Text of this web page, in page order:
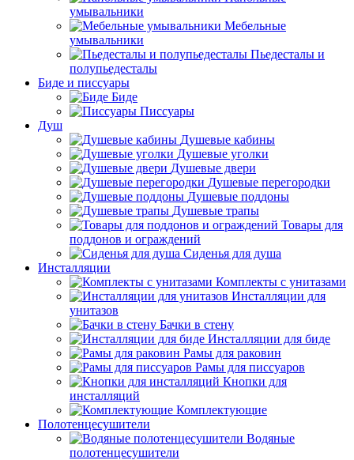
умывальники
Мебельные
умывальники
Пьедесталы и
полупьедесталы
Биде и писсуары
Биде
Писсуары
Душ
Душевые кабины
Душевые уголки
Душевые двери
Душевые перегородки
Душевые поддоны
Душевые трапы
Товары для
поддонов и ограждений
Сиденья для душа
Инсталляции
Комплекты с унитазами
Инсталляции для
унитазов
Бачки в стену
Инсталляции для биде
Рамы для раковин
Рамы для писсуаров
Кнопки для
инсталляций
Комплектующие
Полотенцесушители
Водяные
полотенцесушители